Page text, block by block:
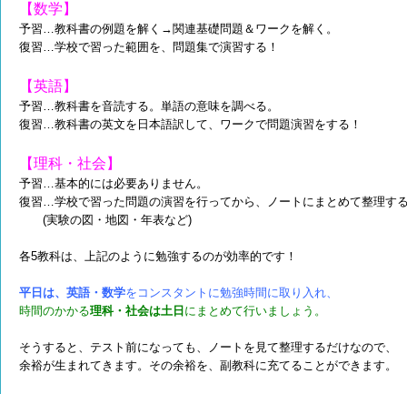
【数学】
予習…教科書の例題を解く→関連基礎問題＆ワークを解く。
復習…学校で習った範囲を、問題集で演習する！
【英語】
予習…教科書を音読する。単語の意味を調べる。
復習…教科書の英文を日本語訳して、ワークで問題演習をする！
【理科・社会】
予習…基本的には必要ありません。
復習…学校で習った問題の演習を行ってから、ノートにまとめて整理す
(実験の図・地図・年表など)
各5教科は、上記のように勉強するのが効率的です！
平日は、英語・数学をコンスタントに勉強時間に取り入れ、
時間のかかる理科・社会は土日 にまとめて行いましょう。
そうすると、テスト前になっても、ノートを見て整理するだけなので、
余裕が生まれてきます。 その余裕を、副教科に充てることができます。